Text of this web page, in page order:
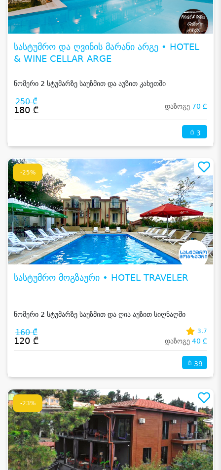
სასტუმრო და ღვინის მარანი არგე • HOTEL
& WINE CELLAR ARGE
ნომერი 2 სტუმარზე საუზმით და აუზით კახეთში
250 ₾
180 ₾ დაზოგე 70 ₾
3
-25%
სასტუმრო მოგზაური • HOTEL TRAVELER
ნომერი 2 სტუმარზე საუზმით და ღია აუზით სიღნაღში
160 ₾
120 ₾
3.7
დაზოგე 40 ₾
39
-23%